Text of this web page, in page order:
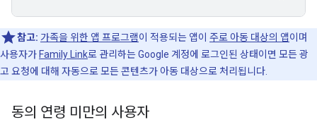
참고: 가족을 위한 앱 프로그램이 적용되는 앱이 주로 아동 대상의 앱이며
사용자가 Family Link로 관리하는 Google 계정에 로그인된 상태이면 모든 광
고 요청에 대해 자동으로 모든 콘텐츠가 아동 대상으로 처리됩니다.
동의 연령 미만의 사용자